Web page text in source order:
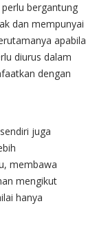
bergantung
dan mempunyai
apabila
diurus dalam
dengan
juga
membawa
mengikut
hanya